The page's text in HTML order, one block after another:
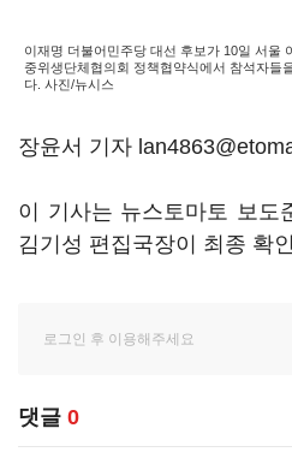
이재명 더불어민주당 대선 후보가 10일 서울
중위생단체협의회 정책협약식에서 참석자들
다. 사진/뉴시스
장윤서 기자
이 기사는 뉴스토마토 보도
김기성 편집국장이 최종 확
댓글 0